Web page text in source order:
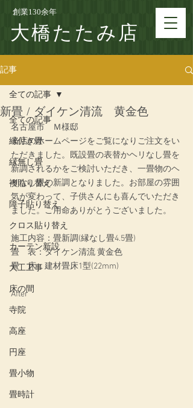
創業130余年
大橋たたみ店
記事
全ての記事
縁付き畳
縁無し畳
襖貼り替え
障子貼り替え
クロス貼り替え
カーテン新設
大工工事
床の間
寺院
高座
円座
畳小物
畳時計
全ての記事
新畳 / ダイケン清流 黄金色
名古屋市　Ｍ様邸
当店のホームページをご覧になりご注文をい
ただきました。既設畳の表替かヘリなし畳を
新調されるかをご検討いただき、一畳物のヘ
リなし畳の新調となりました。お部屋の雰囲
気が変わって、子供さんにも喜んでいただき
ました。ご用命ありがとうございました。
施工内容：畳新調(縁なし畳4.5畳)
畳　表：ダイケン清流 黄金色
畳　床：建材畳床1型(22mm)
After